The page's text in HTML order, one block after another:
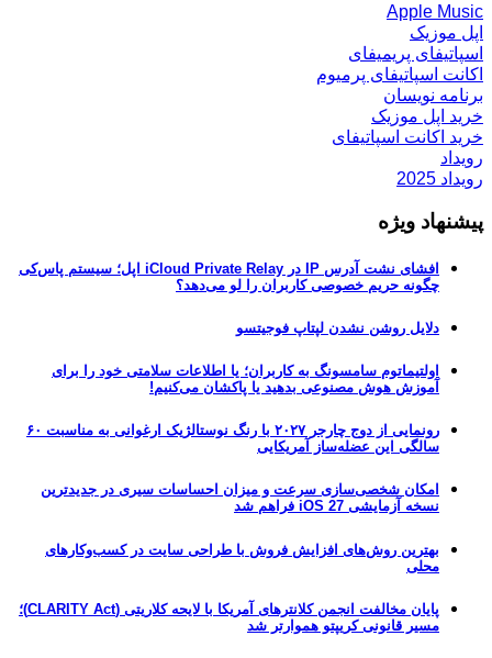
Apple Music
اپل موزیک
اسپاتیفای پریمیفای
اکانت اسپاتیفای پرمیوم
برنامه نویسان
خرید اپل موزیک
خرید اکانت اسپاتیفای
رویداد
رویداد 2025
پیشنهاد ویژه
افشای نشت آدرس IP در iCloud Private Relay اپل؛ سیستم پاس‌کی
چگونه حریم خصوصی کاربران را لو می‌دهد؟
دلایل روشن نشدن لپتاپ فوجیتسو
اولتیماتوم سامسونگ به کاربران؛ یا اطلاعات سلامتی خود را برای
آموزش هوش مصنوعی بدهید یا پاکشان می‌کنیم!
رونمایی از دوج چارجر ۲۰۲۷ با رنگ نوستالژیک ارغوانی به مناسبت ۶۰
سالگی این عضله‌ساز آمریکایی
امکان شخصی‌سازی سرعت و میزان احساسات سیری در جدیدترین
نسخه آزمایشی iOS 27 فراهم شد
بهترین روش‌های افزایش فروش با طراحی سایت در کسب‌وکارهای
محلی
پایان مخالفت انجمن کلانترهای آمریکا با لایحه کلاریتی (CLARITY Act)؛
مسیر قانونی کریپتو هموارتر شد